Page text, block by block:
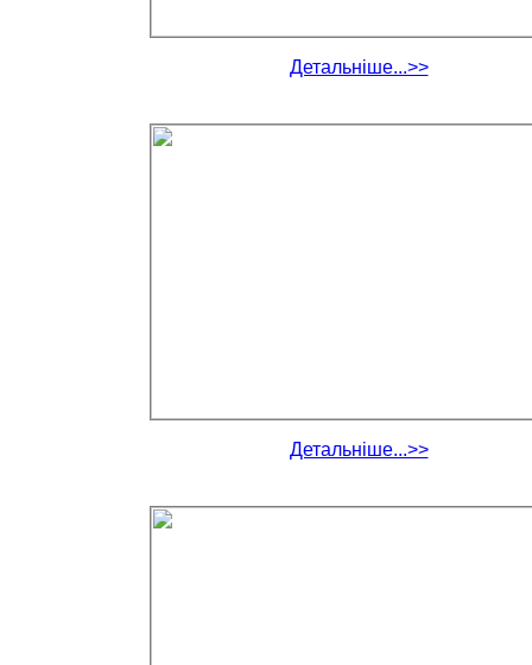
Детальніше...>>
Детальніше...>>